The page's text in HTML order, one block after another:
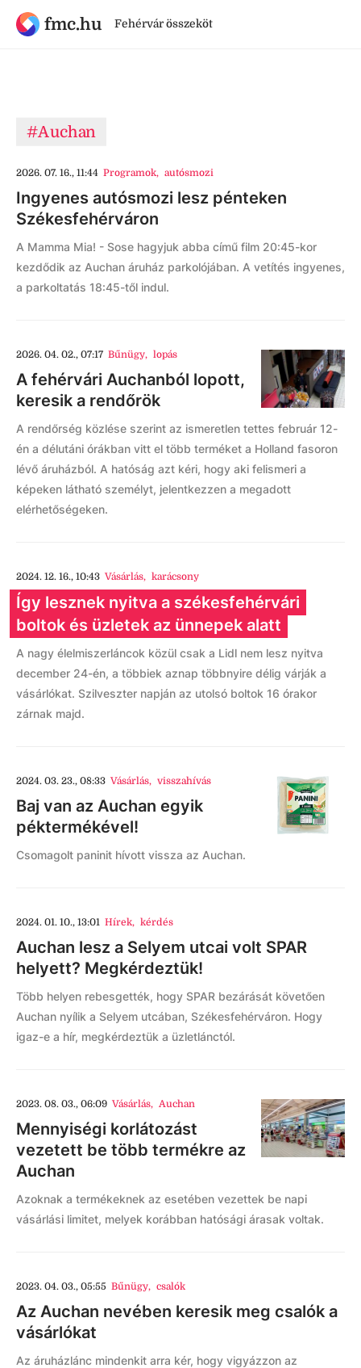
fmc.hu Fehérvár összeköt
#Auchan
2026. 07. 16., 11:44 Programok, autósmozi
Ingyenes autósmozi lesz pénteken
Székesfehérváron
A Mamma Mia! - Sose hagyjuk abba című film 20:45-kor
kezdődik az Auchan áruház parkolójában. A vetítés ingyenes,
a parkoltatás 18:45-től indul.
2026. 04. 02., 07:17 Bűnügy, lopás
A fehérvári Auchanból lopott,
keresik a rendőrök
A rendőrség közlése szerint az ismeretlen tettes február 12-
én a délutáni órákban vitt el több terméket a Holland fasoron
lévő áruházból. A hatóság azt kéri, hogy aki felismeri a
képeken látható személyt, jelentkezzen a megadott
elérhetőségeken.
2024. 12. 16., 10:43 Vásárlás, karácsony
Így lesznek nyitva a székesfehérvári
boltok és üzletek az ünnepek alatt
A nagy élelmiszerláncok közül csak a Lidl nem lesz nyitva
december 24-én, a többiek aznap többnyire délig várják a
vásárlókat. Szilveszter napján az utolsó boltok 16 órakor
zárnak majd.
2024. 03. 23., 08:33 Vásárlás, visszahívás
Baj van az Auchan egyik
péktermékével!
Csomagolt paninit hívott vissza az Auchan.
2024. 01. 10., 13:01 Hírek, kérdés
Auchan lesz a Selyem utcai volt SPAR
helyett? Megkérdeztük!
Több helyen rebesgették, hogy SPAR bezárását követően
Auchan nyílik a Selyem utcában, Székesfehérváron. Hogy
igaz-e a hír, megkérdeztük a üzletlánctól.
2023. 08. 03., 06:09 Vásárlás, Auchan
Mennyiségi korlátozást
vezetett be több termékre az
Auchan
Azoknak a termékeknek az esetében vezettek be napi
vásárlási limitet, melyek korábban hatósági árasak voltak.
2023. 04. 03., 05:55 Bűnügy, csalók
Az Auchan nevében keresik meg csalók a
vásárlókat
Az áruházlánc mindenkit arra kér, hogy vigyázzon az